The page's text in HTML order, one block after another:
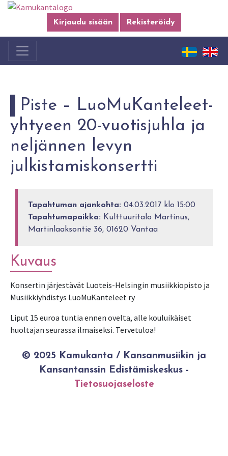
Kirjaudu sisään Rekisteröidy
Piste – LuoMuKanteleet-
yhtyeen 20-vuotisjuhla ja
neljännen levyn
julkistamiskonsertti
Tapahtuman ajankohta: 04.03.2017 klo 15:00
Tapahtumapaikka: Kulttuuritalo Martinus,
Martinlaaksontie 36, 01620 Vantaa
Kuvaus
Konsertin järjestävät Luoteis-Helsingin musiikkiopisto ja
Musiikkiyhdistys LuoMuKanteleet ry
Liput 15 euroa tuntia ennen ovelta, alle kouluikäiset
huoltajan seurassa ilmaiseksi. Tervetuloa!
© 2025 Kamukanta / Kansanmusiikin ja
Kansantanssin Edistämiskeskus -
Tietosuojaseloste